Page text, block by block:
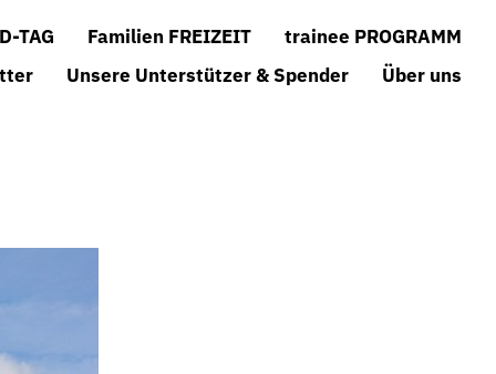
TAG Familien FREIZEIT
trainee PROGRAMM
Unsere Unterstützer & Spender Über uns